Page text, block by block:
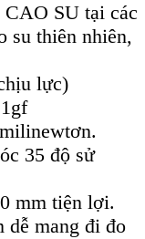
SU tại các
su thiên nhiên,
lực)
35 độ sử
mm tiện lợi.
dễ mang đi đo